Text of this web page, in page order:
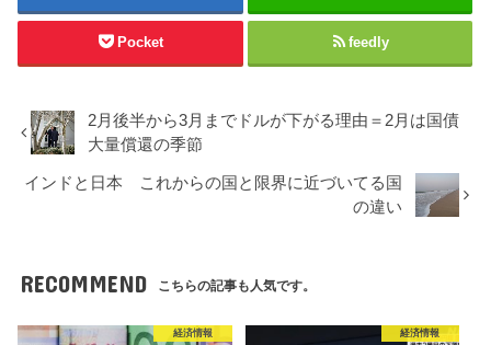
Pocket feedly
2月後半から3月までドルが下がる理由＝2月は国債
大量償還の季節
インドと日本 これからの国と限界に近づいてる国
の違い
RECOMMEND こちらの記事も人気です。
経済情報 経済情報